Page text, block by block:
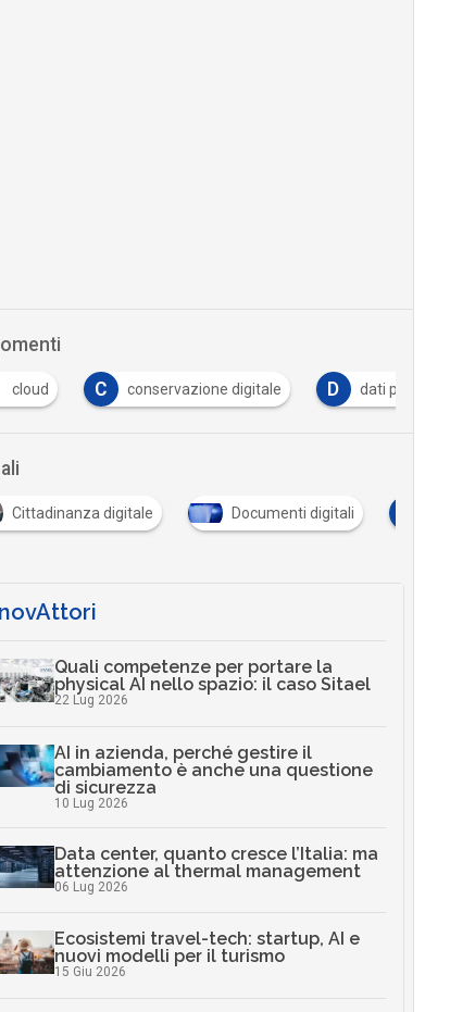
cloud C conservazione digitale D dati
Cittadinanza digitale Documenti digitali
Quali competenze per portare la
physical AI nello spazio: il caso Sitael
22 Lug 2026
AI in azienda, perché gestire il
cambiamento è anche una questione
di sicurezza
10 Lug 2026
Data center, quanto cresce l’Italia: ma
attenzione al thermal management
06 Lug 2026
Ecosistemi travel-tech: startup, AI e
nuovi modelli per il turismo
15 Giu 2026